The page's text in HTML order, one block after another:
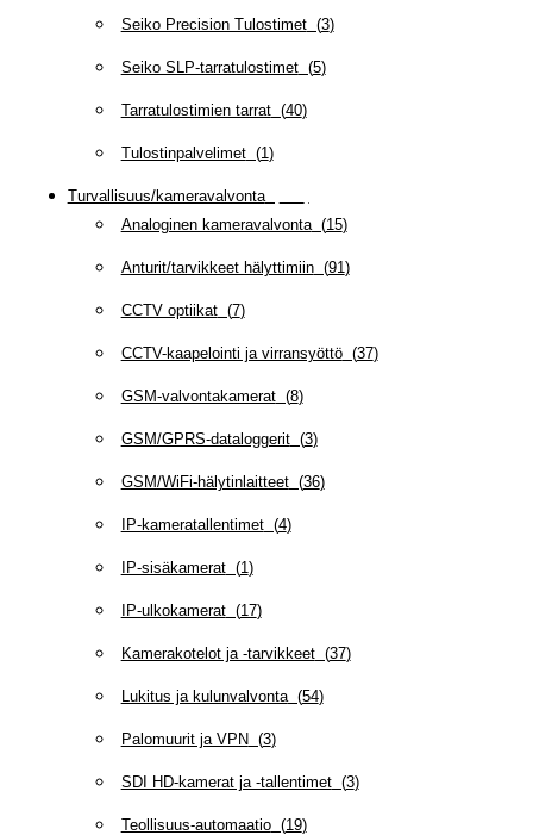
Seiko Precision Tulostimet(3)
Seiko SLP-tarratulostimet(5)
Tarratulostimien tarrat(40)
Tulostinpalvelimet(1 )
Turvallisuus/kameravalvonta(
Analoginen kameravalvonta(15)
Anturit/tarvikkeet hälyttimiin(91 )
CCTV optiikat(7)
CCTV-kaapelointi ja virransyöttö(37)
GSM-valvontakamerat(8)
GSM/GPRS-dataloggerit(3)
GSM/WiFi-hälytinlaitteet(36)
IP-kameratallentimet(4)
IP-sisäkamerat(1 )
IP-ulkokamerat(17)
Kamerakotelot ja -tarvikkeet(37)
Lukitus ja kulunvalvonta(54)
Palomuurit ja VPN (3)
SDI HD-kamerat ja -tallentimet(3)
Teollisuus-automaatio(19)